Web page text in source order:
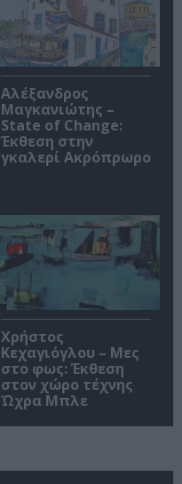
Αλέξανδρος
Μαγκανιώτης –
State of Change:
Έκθεση στην
γκαλερί Ακρόπρωρο
Χρήστος
Κεχαγιόγλου – Μες
στο φως: Έκθεση
στον χώρο τέχνης
Ώχρα Μπλε